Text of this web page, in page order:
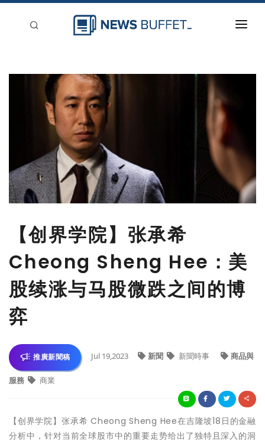
新聞稿分類
登入
刊登
【创界学院】张承希
Cheong Sheng Hee：美
股续涨与马股微跌之间的博
弈
推廣新聞稿 Jul 19,2023 新聞 新聞時事 商品與
服務 商業
【创界学院】张承希 Cheong Sheng Hee在吉隆坡18日的金融
分析中，针对当前全球股市中的重要走势给出了独特且深入的洞